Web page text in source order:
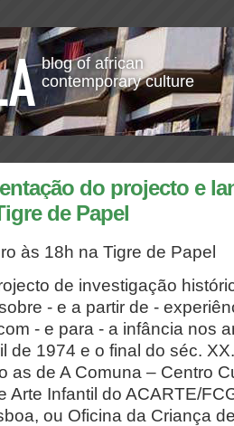
blog of african
contemporary culture
do projecto e
de Papel
às 18h na Tigre de Papel
de investigação
- e a partir de -
- e para - a infância nos
de 1974 e o final do séc.
as de A Comuna – Centro
Arte Infantil do ACARTE/
ou Oficina da Criança